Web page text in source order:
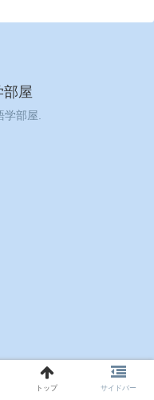
部屋
部屋.
トップ サイドバー